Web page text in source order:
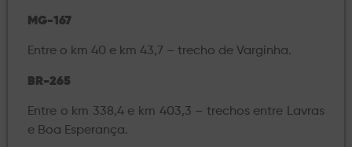
MG-167
Entre o km 40 e km 43,7 – trecho de Varginha.
BR-265
Entre o km 338,4 e km 403,3 – trechos entre Lavras
e Boa Esperança.